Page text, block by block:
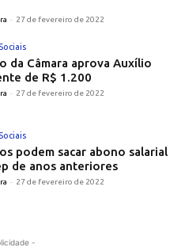
- 27 de fevereiro de 2022
da Câmara aprova Auxílio
de R$ 1.200
- 27 de fevereiro de 2022
podem sacar abono salarial
de anos anteriores
- 27 de fevereiro de 2022
-